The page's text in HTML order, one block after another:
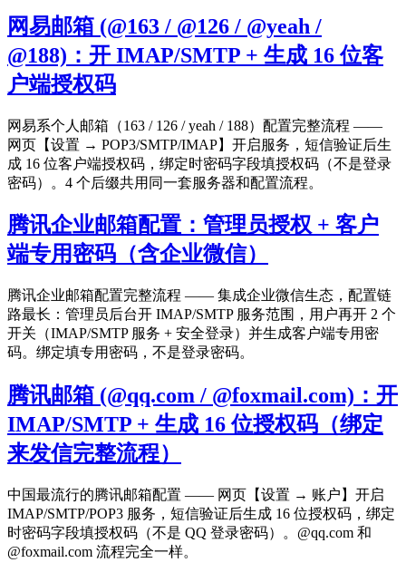
网易邮箱 (@163 / @126 / @yeah /
@188)：开 IMAP/SMTP + 生成 16 位客
户端授权码
网易系个人邮箱（163 / 126 / yeah / 188）配置完整流程 ——
网页【设置 → POP3/SMTP/IMAP】开启服务，短信验证后生
成 16 位客户端授权码，绑定时密码字段填授权码（不是登录
密码）。4 个后缀共用同一套服务器和配置流程。
腾讯企业邮箱配置：管理员授权 + 客户
端专用密码（含企业微信）
腾讯企业邮箱配置完整流程 —— 集成企业微信生态，配置链
路最长：管理员后台开 IMAP/SMTP 服务范围，用户再开 2 个
开关（IMAP/SMTP 服务 + 安全登录）并生成客户端专用密
码。绑定填专用密码，不是登录密码。
腾讯邮箱 (@qq.com / @foxmail.com)：开
IMAP/SMTP + 生成 16 位授权码（绑定
来发信完整流程）
中国最流行的腾讯邮箱配置 —— 网页【设置 → 账户】开启
IMAP/SMTP/POP3 服务，短信验证后生成 16 位授权码，绑定
时密码字段填授权码（不是 QQ 登录密码）。@qq.com 和
@foxmail.com 流程完全一样。